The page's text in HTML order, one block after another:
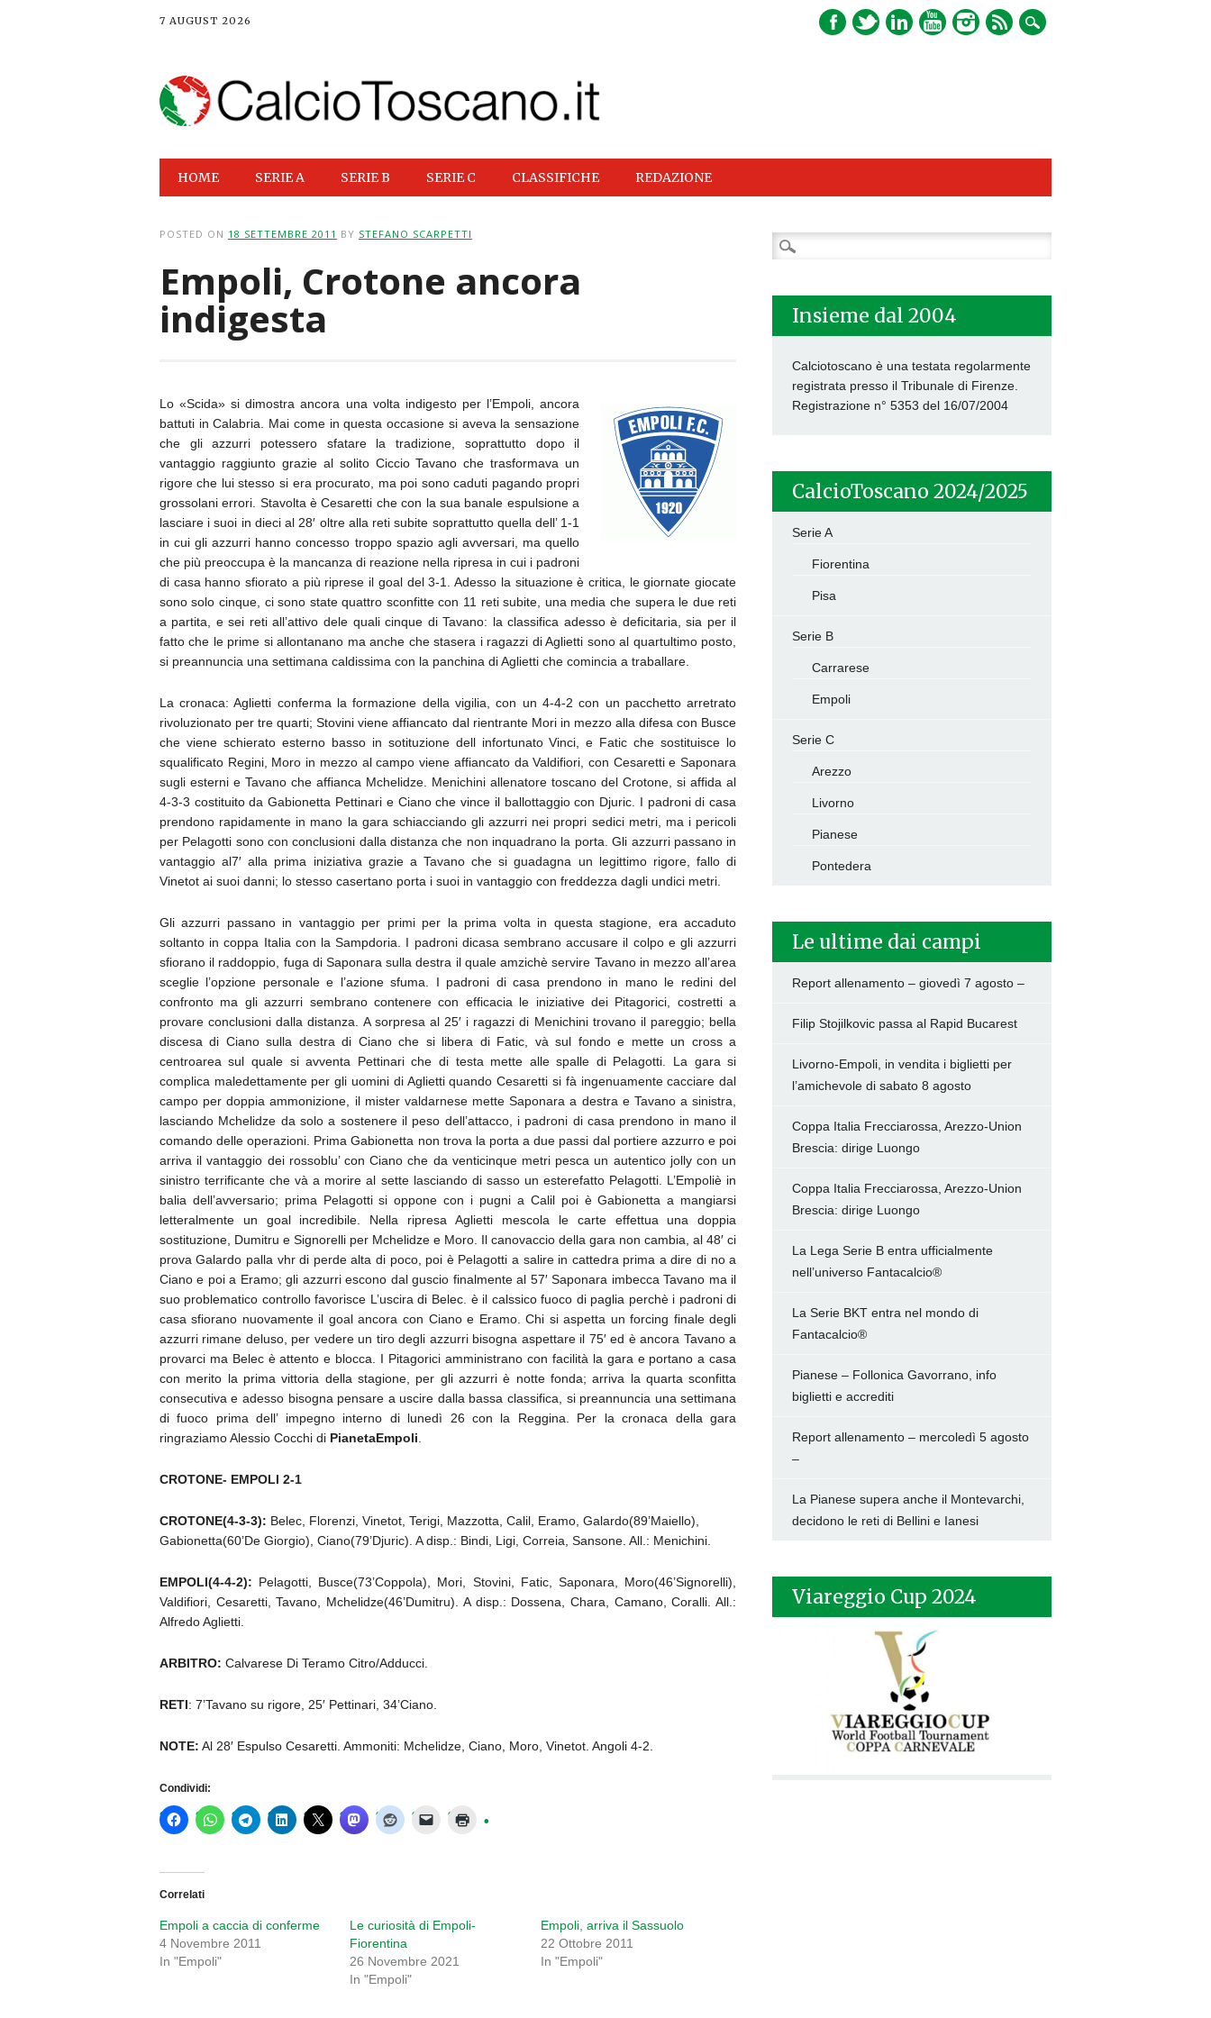
7 AUGUST 2026
Main menu
HOME SERIE A SERIE B SERIE C CLASSIFICHE REDAZIONE
POSTED ON 18 SETTEMBRE 2011 BY STEFANO SCARPETTI
Empoli, Crotone ancora
indigesta
Lo «Scida» si dimostra ancora una volta indigesto per l’Empoli, ancora
battuti in Calabria. Mai come in questa occasione si aveva la sensazione
che gli azzurri potessero sfatare la tradizione, soprattutto dopo il
vantaggio raggiunto grazie al solito Ciccio Tavano che trasformava un
rigore che lui stesso si era procurato, ma poi sono caduti pagando propri
grossolani errori. Stavolta è Cesaretti che con la sua banale espulsione a
lasciare i suoi in dieci al 28′ oltre alla reti subite soprattutto quella dell’ 1-1
in cui gli azzurri hanno concesso troppo spazio agli avversari, ma quello
che più preoccupa è la mancanza di reazione nella ripresa in cui i padroni
di casa hanno sfiorato a più riprese il goal del 3-1. Adesso la situazione è critica, le giornate giocate
sono solo cinque, ci sono state quattro sconfitte con 11 reti subite, una media che supera le due reti
a partita, e sei reti all’attivo dele quali cinque di Tavano: la classifica adesso è deficitaria, sia per il
fatto che le prime si allontanano ma anche che stasera i ragazzi di Aglietti sono al quartultimo posto,
si preannuncia una settimana caldissima con la panchina di Aglietti che comincia a traballare.
La cronaca: Aglietti conferma la formazione della vigilia, con un 4-4-2 con un pacchetto arretrato
rivoluzionato per tre quarti; Stovini viene affiancato dal rientrante Mori in mezzo alla difesa con Busce
che viene schierato esterno basso in sotituzione dell infortunato Vinci, e Fatic che sostituisce lo
squalificato Regini, Moro in mezzo al campo viene affiancato da Valdifiori, con Cesaretti e Saponara
sugli esterni e Tavano che affianca Mchelidze. Menichini allenatore toscano del Crotone, si affida al
4-3-3 costituito da Gabionetta Pettinari e Ciano che vince il ballottaggio con Djuric. I padroni di casa
prendono rapidamente in mano la gara schiacciando gli azzurri nei propri sedici metri, ma i pericoli
per Pelagotti sono con conclusioni dalla distanza che non inquadrano la porta. Gli azzurri passano in
vantaggio al7′ alla prima iniziativa grazie a Tavano che si guadagna un legittimo rigore, fallo di
Vinetot ai suoi danni; lo stesso casertano porta i suoi in vantaggio con freddezza dagli undici metri.
Gli azzurri passano in vantaggio per primi per la prima volta in questa stagione, era accaduto
soltanto in coppa Italia con la Sampdoria. I padroni dicasa sembrano accusare il colpo e gli azzurri
sfiorano il raddoppio, fuga di Saponara sulla destra il quale amzichè servire Tavano in mezzo all’area
sceglie l’opzione personale e l’azione sfuma. I padroni di casa prendono in mano le redini del
confronto ma gli azzurri sembrano contenere con efficacia le iniziative dei Pitagorici, costretti a
provare conclusioni dalla distanza. A sorpresa al 25′ i ragazzi di Menichini trovano il pareggio; bella
discesa di Ciano sulla destra di Ciano che si libera di Fatic, và sul fondo e mette un cross a
centroarea sul quale si avventa Pettinari che di testa mette alle spalle di Pelagotti. La gara si
complica maledettamente per gli uomini di Aglietti quando Cesaretti si fà ingenuamente cacciare dal
campo per doppia ammonizione, il mister valdarnese mette Saponara a destra e Tavano a sinistra,
lasciando Mchelidze da solo a sostenere il peso dell’attacco, i padroni di casa prendono in mano il
comando delle operazioni. Prima Gabionetta non trova la porta a due passi dal portiere azzurro e poi
arriva il vantaggio dei rossoblu’ con Ciano che da venticinque metri pesca un autentico jolly con un
sinistro terrificante che và a morire al sette lasciando di sasso un esterefatto Pelagotti. L’Empoliè in
balia dell’avversario; prima Pelagotti si oppone con i pugni a Calil poi è Gabionetta a mangiarsi
letteralmente un goal incredibile. Nella ripresa Aglietti mescola le carte effettua una doppia
sostituzione, Dumitru e Signorelli per Mchelidze e Moro. Il canovaccio della gara non cambia, al 48′ ci
prova Galardo palla vhr di perde alta di poco, poi è Pelagotti a salire in cattedra prima a dire di no a
Ciano e poi a Eramo; gli azzurri escono dal guscio finalmente al 57′ Saponara imbecca Tavano ma il
suo problematico controllo favorisce L’uscira di Belec. è il calssico fuoco di paglia perchè i padroni di
casa sfiorano nuovamente il goal ancora con Ciano e Eramo. Chi si aspetta un forcing finale degli
azzurri rimane deluso, per vedere un tiro degli azzurri bisogna aspettare il 75′ ed è ancora Tavano a
provarci ma Belec è attento e blocca. I Pitagorici amministrano con facilità la gara e portano a casa
con merito la prima vittoria della stagione, per gli azzurri è notte fonda; arriva la quarta sconfitta
consecutiva e adesso bisogna pensare a uscire dalla bassa classifica, si preannuncia una settimana
di fuoco prima dell’ impegno interno di lunedì 26 con la Reggina. Per la cronaca della gara
ringraziamo Alessio Cocchi di PianetaEmpoli.
CROTONE- EMPOLI 2-1
CROTONE(4-3-3): Belec, Florenzi, Vinetot, Terigi, Mazzotta, Calil, Eramo, Galardo(89’Maiello),
Gabionetta(60’De Giorgio), Ciano(79’Djuric). A disp.: Bindi, Ligi, Correia, Sansone. All.: Menichini.
EMPOLI(4-4-2): Pelagotti, Busce(73’Coppola), Mori, Stovini, Fatic, Saponara, Moro(46’Signorelli),
Valdifiori, Cesaretti, Tavano, Mchelidze(46’Dumitru). A disp.: Dossena, Chara, Camano, Coralli. All.:
Alfredo Aglietti.
ARBITRO: Calvarese Di Teramo Citro/Adducci.
RETI: 7’Tavano su rigore, 25′ Pettinari, 34’Ciano.
NOTE: Al 28′ Espulso Cesaretti. Ammoniti: Mchelidze, Ciano, Moro, Vinetot. Angoli 4-2.
Condividi:
Correlati
Empoli a caccia di conferme
4 Novembre 2011
In "Empoli"
Le curiosità di Empoli-
Fiorentina
26 Novembre 2021
In "Empoli"
Empoli, arriva il Sassuolo
22 Ottobre 2011
In "Empoli"
Ricerca
per:
Insieme dal 2004
Calciotoscano è una testata regolarmente
registrata presso il Tribunale di Firenze.
Registrazione n° 5353 del 16/07/2004
CalcioToscano 2024/2025
Serie A
Fiorentina
Pisa
Serie B
Carrarese
Empoli
Serie C
Arezzo
Livorno
Pianese
Pontedera
Le ultime dai campi
Report allenamento – giovedì 7 agosto –
Filip Stojilkovic passa al Rapid Bucarest
Livorno-Empoli, in vendita i biglietti per
l’amichevole di sabato 8 agosto
Coppa Italia Frecciarossa, Arezzo-Union
Brescia: dirige Luongo
Coppa Italia Frecciarossa, Arezzo-Union
Brescia: dirige Luongo
La Lega Serie B entra ufficialmente
nell’universo Fantacalcio®
La Serie BKT entra nel mondo di
Fantacalcio®
Pianese – Follonica Gavorrano, info
biglietti e accrediti
Report allenamento – mercoledì 5 agosto
–
La Pianese supera anche il Montevarchi,
decidono le reti di Bellini e Ianesi
Viareggio Cup 2024